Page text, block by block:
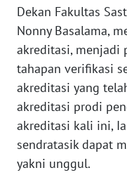
Dekan Fakultas
Nonny Basalama,
akreditasi, menjadi
tahapan verifikasi
akreditasi yang
akreditasi prodi
akreditasi kali ini,
sendratasik dapat
yakni unggul.
News
WN
SUMUT
WN
JAKARTA
WN